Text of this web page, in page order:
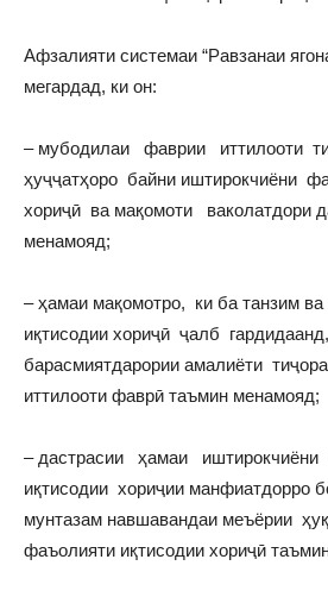
Афзалияти системаи “Равзанаи
мегардад, ки он:
– мубодилаи фаврии иттилооти
ҳуҷҷатҳоро байни иштирокчиёни
хориҷӣ ва мақомоти ваколатдори
менамояд;
– ҳамаи мақомотро, ки ба танзим
иқтисодии хориҷӣ ҷалб
барасмиятдарории амалиёти
иттилооти фаврӣ таъмин менамояд;
– дастрасии ҳамаи иштирокчиёни
иқтисодии хориҷии манфиатдорро
мунтазам навшавандаи меъёрии
фаъолияти иқтисодии хориҷӣ